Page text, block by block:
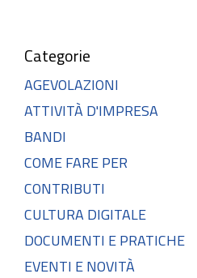
Categorie
AGEVOLAZIONI
ATTIVITÀ D'IMPRESA
BANDI
COME FARE PER
CONTRIBUTI
CULTURA DIGITALE
DOCUMENTI E PRATICHE
EVENTI E NOVITÀ